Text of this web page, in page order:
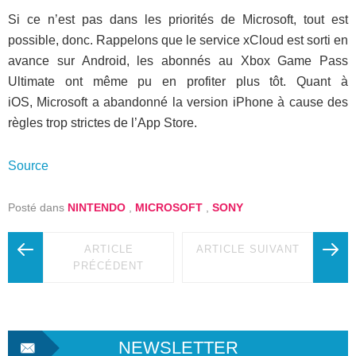
Si ce n’est pas dans les priorités de Microsoft, tout est
possible, donc. Rappelons que le service xCloud est sorti en
avance sur Android, les abonnés au Xbox Game Pass
Ultimate ont même pu en profiter plus tôt. Quant à
iOS, Microsoft a abandonné la version iPhone à cause des
règles trop strictes de l’App Store.
Source
Posté dans NINTENDO , MICROSOFT , SONY
ARTICLE
PRÉCÉDENT
ARTICLE SUIVANT
NEWSLETTER